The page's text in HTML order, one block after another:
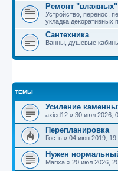
Ремонт
Устройство, перенос,
укладка
Сантехника
Ванны, душевые
ТЕМЫ
Усиление
axied12 » 30 июл 2026,
Перепланировка
Гость » 04 июн 2019,
Нужен
Marixa » 20 июл 2026,